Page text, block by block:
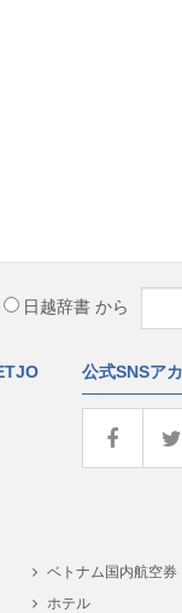
日越辞書 から
公式SNSア
ベトナム国内航空券
ホテル